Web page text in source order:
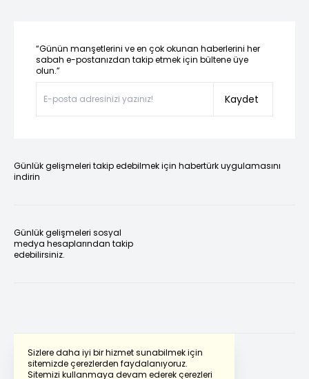
Sizlere daha iyi bir hizmet sunabilmek için
sitemizde çerezlerden faydalanıyoruz.
Sitemizi kullanmaya devam ederek çerezleri
“Günün manşetlerini ve en çok okunan haberlerini her
sabah e-postanızdan takip etmek için bültene üye
olun.”
Kaydet
Günlük gelişmeleri takip edebilmek için habertürk uygulamasını
indirin
Günlük gelişmeleri sosyal
medya hesaplarından takip
edebilirsiniz.